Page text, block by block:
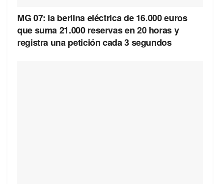
MG 07: la berlina eléctrica de 16.000 euros
que suma 21.000 reservas en 20 horas y
registra una petición cada 3 segundos